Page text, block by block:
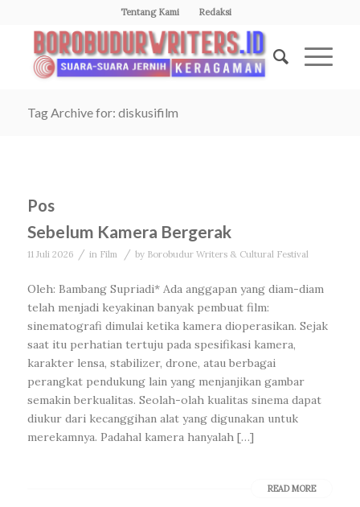
Tentang Kami Redaksi
Tag Archive for: diskusifilm
Pos
Sebelum Kamera Bergerak
11 Juli 2026 / in Film / by Borobudur Writers & Cultural Festival
Oleh: Bambang Supriadi* Ada anggapan yang diam-diam
telah menjadi keyakinan banyak pembuat film:
sinematografi dimulai ketika kamera dioperasikan. Sejak
saat itu perhatian tertuju pada spesifikasi kamera,
karakter lensa, stabilizer, drone, atau berbagai
perangkat pendukung lain yang menjanjikan gambar
semakin berkualitas. Seolah-olah kualitas sinema dapat
diukur dari kecanggihan alat yang digunakan untuk
merekamnya. Padahal kamera hanyalah […]
READ MORE